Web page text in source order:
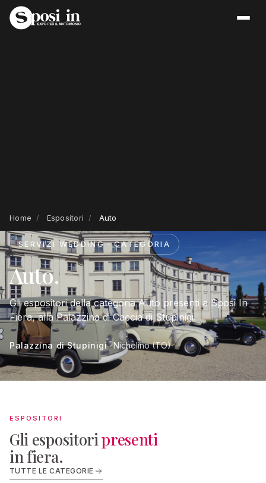
Home / Espositori / Auto
SERVIZI WEDDING · CATEGORIA
Auto.
Gli espositori della categoria Auto presenti a Sposi In
Fiera, alla Palazzina di Caccia di Stupinigi.
Palazzina di Stupinigi· Nichelino (TO)
ESPOSITORI
Gli espositoripresenti
in fiera.
TUTTE LE CATEGORIE